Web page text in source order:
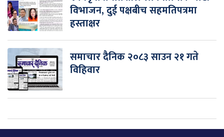
विभाजन, दुई पक्षबीच सहमतिपत्रमा
हस्ताक्षर
समाचार दैनिक २०८३ साउन २१ गते
विहिवार